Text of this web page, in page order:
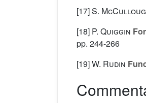
[17]S.
[18] P. Quiggin
pp. 244-266
[19]W. Rudin